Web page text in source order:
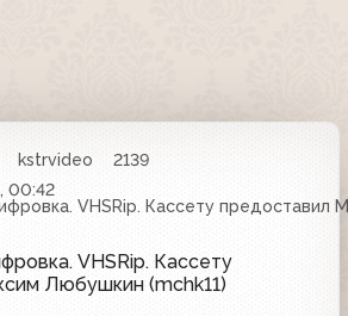
kstrvideo
2139
00:42
VHSRip. Кассету предоставил
VHSRip. Кассету
Любушкин (mchk11)